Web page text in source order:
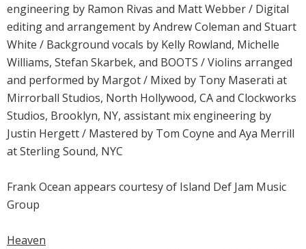
engineering by Ramon Rivas and Matt Webber / Digital
editing and arrangement by Andrew Coleman and Stuart
White / Background vocals by Kelly Rowland, Michelle
Williams, Stefan Skarbek, and BOOTS / Violins arranged
and performed by Margot / Mixed by Tony Maserati at
Mirrorball Studios, North Hollywood, CA and Clockworks
Studios, Brooklyn, NY, assistant mix engineering by
Justin Hergett / Mastered by Tom Coyne and Aya Merrill
at Sterling Sound, NYC
Frank Ocean appears courtesy of Island Def Jam Music
Group
Heaven